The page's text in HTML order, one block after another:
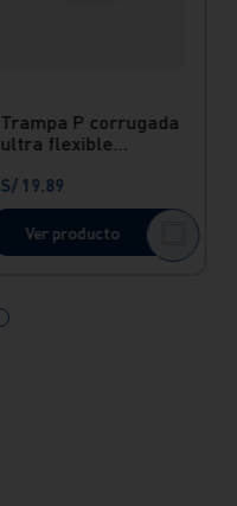
Trampa P corrugada
ultra flexible
S/ 19.89
Ver producto